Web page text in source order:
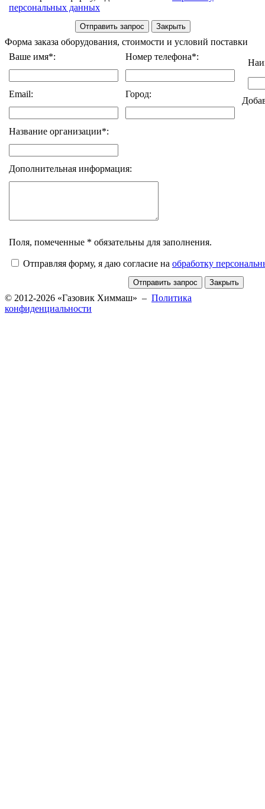
персональных данных
Форма заказа оборудования, стоимости и условий поставки
Ваше имя*:
Номер телефона*:
Email: Город:
Название организации*:
Дополнительная информация:
Поля, помеченные * обязательны для заполнения.
Отправляя форму, я даю согласие на обработку
© 2012-2026 «Газовик Химмаш» – Политика
конфиденциальности